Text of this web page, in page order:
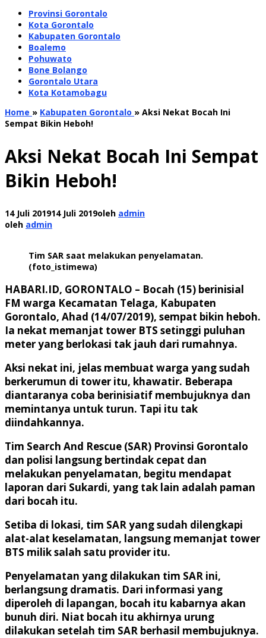
Provinsi Gorontalo
Kota Gorontalo
Kabupaten Gorontalo
Boalemo
Pohuwato
Bone Bolango
Gorontalo Utara
Kota Kotamobagu
Home » Kabupaten Gorontalo » Aksi Nekat Bocah Ini
Sempat Bikin Heboh!
Aksi Nekat Bocah Ini Sempat
Bikin Heboh!
14 Juli 201914 Juli 2019oleh admin
oleh admin
Tim SAR saat melakukan penyelamatan.
(foto_istimewa)
HABARI.ID, GORONTALO – Bocah (15) berinisial
FM warga Kecamatan Telaga, Kabupaten
Gorontalo, Ahad (14/07/2019), sempat bikin heboh.
Ia nekat memanjat tower BTS setinggi puluhan
meter yang berlokasi tak jauh dari rumahnya.
Aksi nekat ini, jelas membuat warga yang sudah
berkerumun di tower itu, khawatir. Beberapa
diantaranya coba berinisiatif membujuknya dan
memintanya untuk turun. Tapi itu tak
diindahkannya.
Tim Search And Rescue (SAR) Provinsi Gorontalo
dan polisi langsung bertindak cepat dan
melakukan penyelamatan, begitu mendapat
laporan dari Sukardi, yang tak lain adalah paman
dari bocah itu.
Setiba di lokasi, tim SAR yang sudah dilengkapi
alat-alat keselamatan, langsung memanjat tower
BTS milik salah satu provider itu.
Penyelamatan yang dilakukan tim SAR ini,
berlangsung dramatis. Dari informasi yang
diperoleh di lapangan, bocah itu kabarnya akan
bunuh diri. Niat bocah itu akhirnya urung
dilakukan setelah tim SAR berhasil membujuknya.